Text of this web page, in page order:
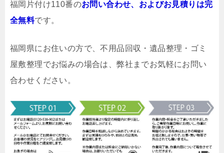
福岡片付け110番のお問い合わせ、およびお見積りは完
全無料です。
福岡県にお住いの方で、不用品回収・遺品整理・ゴミ
屋敷整理でお悩みの場合は、弊社までお気軽にお問い
合わせください。